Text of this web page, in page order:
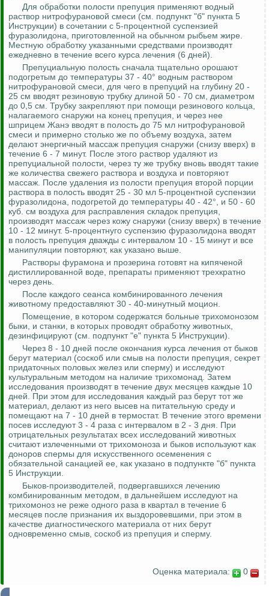
Для обработки полости препуция применяют водный
раствор нитрофурановой смеси (см. подпункт "б" пункта 5
Инструкции) в сочетании с 5-процентной суспензией
фуразолидона, приготовленной на обычном рыбьем жире.
Местную обработку указанными средствами производят
ежедневно в течение всего курса лечения (6 дней).
Препуциальную полость сначала тщательно орошают
подогретым до температуры 37 - 40° водным раствором
нитрофурановой смеси, для чего в препуций на глубину 20 -
25 см вводят резиновую трубку длиной 50 - 70 см, диаметром
до 0,5 см. Трубку закрепляют при помощи резинового кольца,
налагаемого снаружи на конец препуция, и через нее
шприцем Жанэ вводят в полость до 75 мл нитрофурановой
смеси и примерно столько же по объему воздуха, затем
делают энергичный массаж препуция снаружи (снизу вверх) в
течение 6 - 7 минут. После этого раствор удаляют из
препуциальной полости, через ту же трубку вновь вводят такие
же количества свежего раствора и воздуха и повторяют
массаж. После удаления из полости препуция второй порции
раствора в полость вводят 25 - 30 мл 5-процентной суспензии
фуразолидона, подогретой до температуры 40 - 42°, и 50 - 60
куб. см воздуха для расправления складок препуция,
производят массаж через кожу снаружи (снизу вверх) в течение
10 - 12 минут. 5-процентнуго суспензию фуразолидона вводят
в полость препуция дважды с интервалом 10 - 15 минут и все
манипуляции повторяют, как указано выше.
Растворы фурамона и прозерина готовят на кипяченой
дистиллированной воде, препараты применяют трехкратно
через день.
После каждого сеанса комбинированного лечения
животному предоставляют 30 - 40-минутный моцион.
Помещение, в котором содержатся больные трихомонозом
быки, и станки, в которых проводят обработку животных,
дезинфицируют (см. подпункт "е" пункта 5 Инструкции).
Через 8 - 10 дней после окончания курса лечения от быков
берут материал (соскоб или смыв на полости препуция, секрет
придаточных половых желез или сперму) и исследуют
культуральным методом на наличие трихомонад. Затем
исследования производят в течение двух месяцев каждые 10
дней. При этом для исследования каждый раз берут тот же
материал, делают из него высев на питательную среду и
помещают на 7 - 10 дней в термостат. В течение этого времени
посев исследуют 3 - 4 раза с интервалом в 2 - 3 дня. При
отрицательных результатах всех исследований животных
считают излеченными от трихомоноза и быков используют как
доноров спермы для искусственного осеменения с
обязательной санацией ее, как указано в подпункте "б" пункта
5 Инструкции.
Быков-производителей, подвергавшихся лечению
комбинированным методом, в дальнейшем исследуют на
трихомоноз не реже одного раза в квартал в течение 6
месяцев после признания их выздоровевшими, при этом в
качестве диагностического материала от них берут
одновременно смыв, соскоб из препуция и сперму.
Оценка материала: 0